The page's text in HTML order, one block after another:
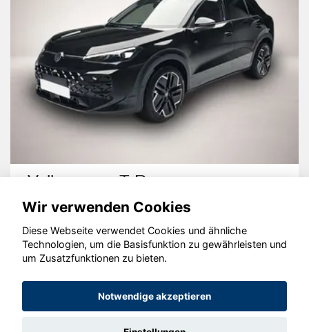
Volkswagen T-Roc
© konjunkturmotor.de GmbH 2020 - 2026
Wir verwenden Cookies
Diese Webseite verwendet Cookies und ähnliche
Technologien, um die Basisfunktion zu gewährleisten und
um Zusatzfunktionen zu bieten.
Notwendige akzeptieren